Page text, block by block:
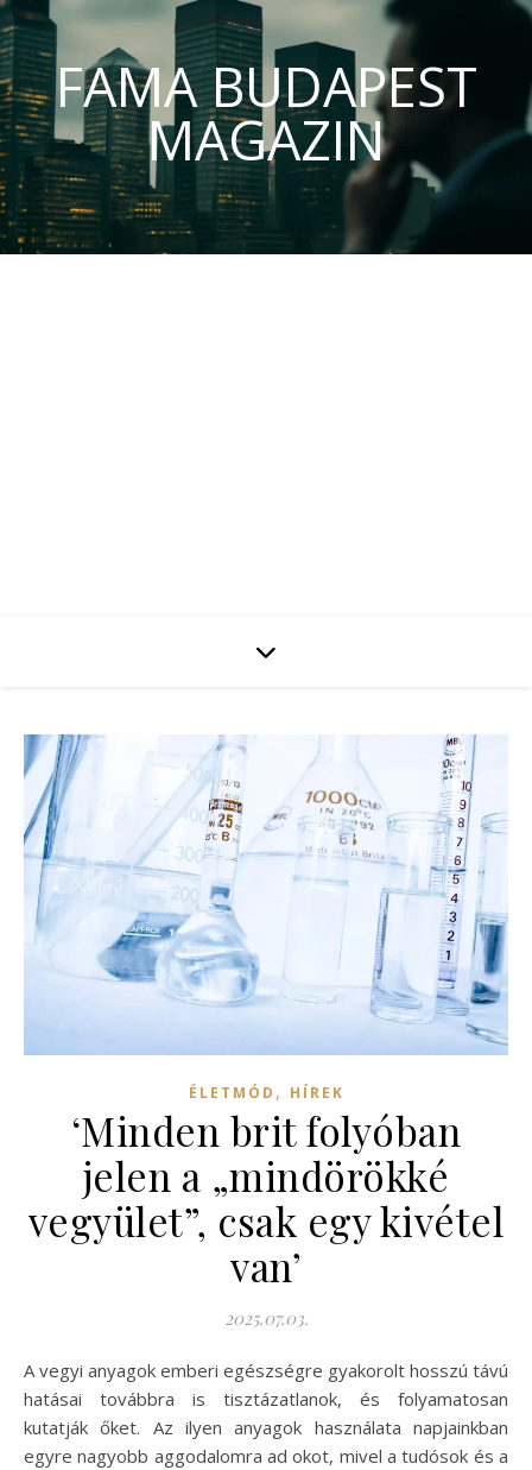
FAMA BUDAPEST
MAGAZIN
ÉLETMÓD , HÍREK
‘Minden brit folyóban
jelen a „mindörökké
vegyület”, csak egy kivétel
van’
2025.07.03.
A vegyi anyagok emberi egészségre gyakorolt hosszú távú
hatásai továbbra is tisztázatlanok, és folyamatosan
kutatják őket. Az ilyen anyagok használata napjainkban
egyre nagyobb aggodalomra ad okot, mivel a tudósok és a